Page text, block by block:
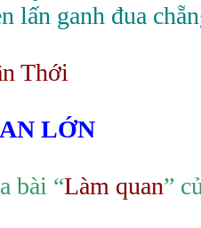
lấn ganh đua
Thới
LỚN
bài “Làm quan”